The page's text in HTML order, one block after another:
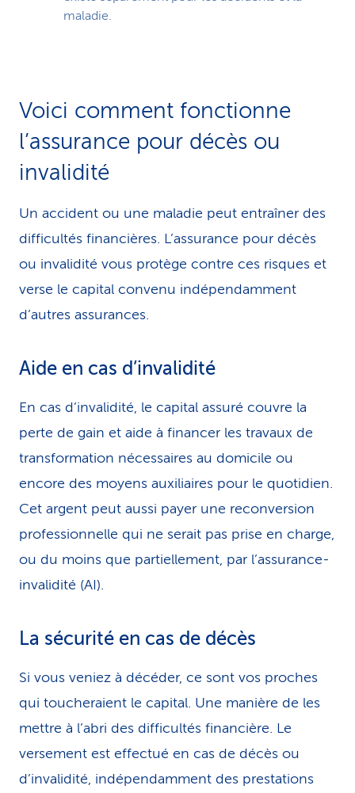
maladie.
Voici comment fonctionne
l’assurance pour décès ou
invalidité
Un accident ou une maladie peut entraîner des
difficultés financières. L’assurance pour décès
ou invalidité vous protège contre ces risques et
verse le capital convenu indépendamment
d’autres assurances.
Aide en cas d’invalidité
En cas d’invalidité, le capital assuré couvre la
perte de gain et aide à financer les travaux de
transformation nécessaires au domicile ou
encore des moyens auxiliaires pour le quotidien.
Cet argent peut aussi payer une reconversion
professionnelle qui ne serait pas prise en charge,
ou du moins que partiellement, par l’assurance-
invalidité (AI).
La sécurité en cas de décès
Si vous veniez à décéder, ce sont vos proches
qui toucheraient le capital. Une manière de les
mettre à l’abri des difficultés financière. Le
versement est effectué en cas de décès ou
d’invalidité, indépendamment des prestations